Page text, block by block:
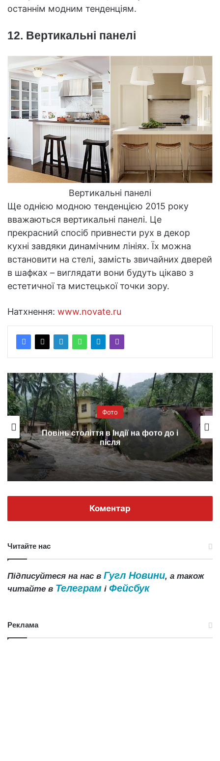
останнім модним тенденціям.
12. Вертикальні панелі
Вертикальні панелі
Ще однією модною тенденцією 2015 року
вважаються вертикальні панелі. Це
прекрасний спосіб привнести рух в декор
кухні завдяки динамічним лініях. Їх можна
встановити на стелі, замість звичайних дверей
в шафках – виглядати вони будуть цікаво з
естетичної та мистецької точки зору.
Натхнення: www.novate.ru
Фото
У NASA представили детальні знімки
астероїда Бенну
Коментар
Читайте нас
Підписуйтеся на нас в Гугл Новини, а також
читайте в Телеграм і Фейсбук
Реклама